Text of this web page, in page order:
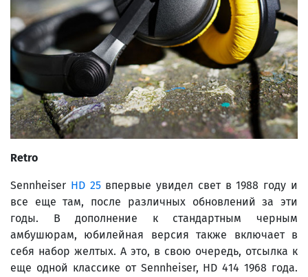
Retro
Sennheiser HD 25впервые увидел свет в 1988 году и
все еще там, после различных обновлений за эти
годы. В дополнение к стандартным черным
амбушюрам, юбилейная версия также включает в
себя набор желтых. А это, в свою очередь, отсылка к
еще одной классике от Sennheiser, HD 414 1968 года.